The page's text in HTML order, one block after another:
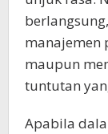
manajemen
maupun
tuntutan
Apabila